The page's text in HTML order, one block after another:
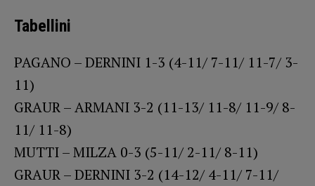
Tabellini
PAGANO – DERNINI 1-3 (4-11/ 7-11/ 11-7/ 3-
11)
GRAUR – ARMANI 3-2 (11-13/ 11-8/ 11-9/ 8-
11/ 11-8)
MUTTI – MILZA 0-3 (5-11/ 2-11/ 8-11)
GRAUR – DERNINI 3-2 (14-12/ 4-11/ 7-11/